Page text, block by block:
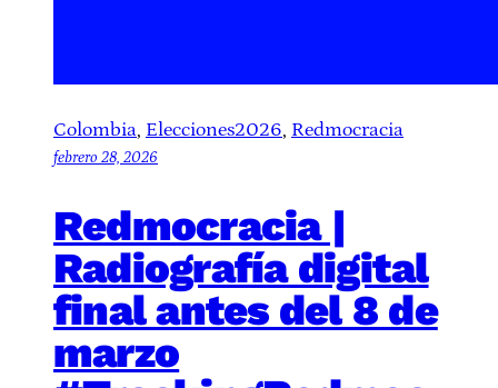
Colombia, Elecciones2026, Redmocracia
febrero 28, 2026
Redmocracia |
Radiografía digital
final antes del 8 de
marzo